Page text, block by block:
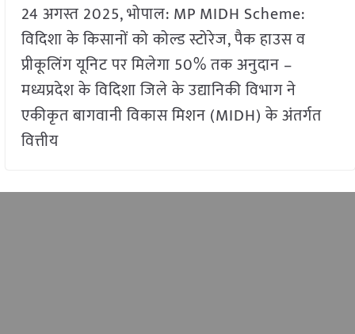
24 अगस्त 2025, भोपाल: MP MIDH Scheme:
विदिशा के किसानों को कोल्ड स्टोरेज, पैक हाउस व
प्रीकूलिंग यूनिट पर मिलेगा 50% तक अनुदान –
मध्यप्रदेश के विदिशा जिले के उद्यानिकी विभाग ने
एकीकृत बागवानी विकास मिशन (MIDH) के अंतर्गत
वित्तीय